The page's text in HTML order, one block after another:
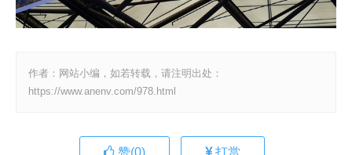
作者：网站小编，如若转载，请注明出处：
https://www.anenv.com/978.html
赞(0) 打赏